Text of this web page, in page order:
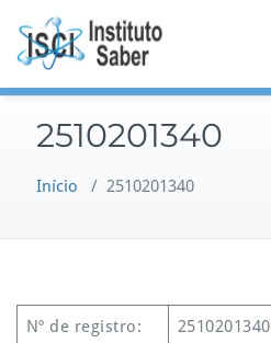
content
2510201340
Início / 2510201340
Nº de registro: 2510201340